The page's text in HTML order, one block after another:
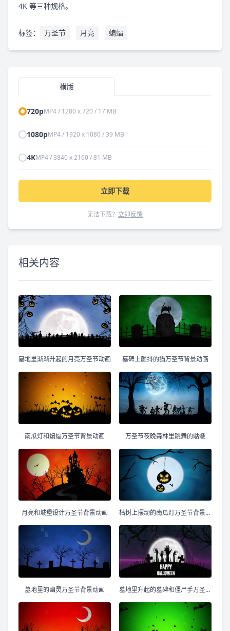
4K 等三种规格。
标签： 万圣节 月亮 蝙蝠
横版
720pMP4 / 1280 x 720 / 17 MB
1080pMP4 / 1920 x 1080 / 39 MB
4KMP4 / 3840 x 2160 / 81 MB
立即下载
无法下载？ 立即反馈
相关内容
墓地里渐渐升起的月亮万圣节动画 墓碑上颤抖的猫万圣节背景动画
南瓜灯和蝙蝠万圣节背景动画 万圣节夜晚森林里跳舞的骷髅
月亮和城堡设计万圣节背景动画 枯树上摆动的南瓜灯万圣节背景动画
墓地里的幽灵万圣节背景动画 墓地里升起的墓碑和僵尸手万圣节快乐动画